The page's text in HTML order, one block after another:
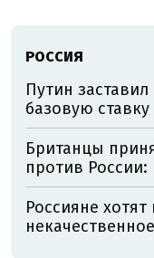
РОССИЯ
Путин
базовую
Британцы
против России:
Россияне